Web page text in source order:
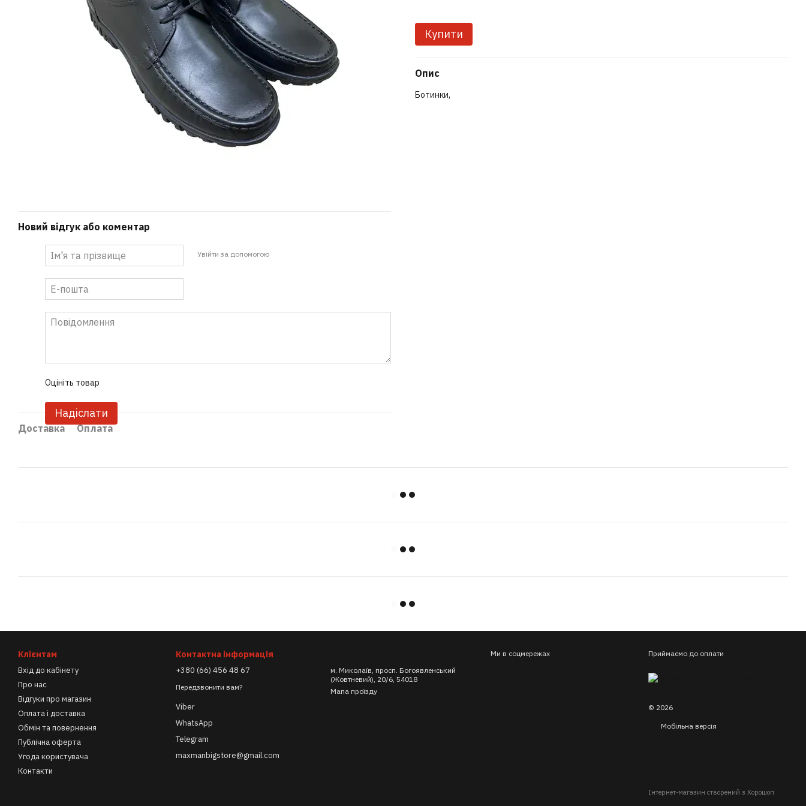
Новий відгук або коментар
Увійти за допомогою
Оцініть товар
Надіслати
Доставка Оплата
Купити
Опис
Ботинки,
Клієнтам
Вхід до кабінету
Про нас
Відгуки про магазин
Оплата і доставка
Обмін та повернення
Публічна оферта
Угода користувача
Контакти
Контактна інформація
+380 (66) 456 48 67
Передзвонити вам?
Viber
WhatsApp
Telegram
maxmanbigstore@gmail.com
м. Миколаїв, просп. Богоявленський
(Жовтневий), 20/6, 54018
Мапа проїзду
Ми в соцмережах Приймаємо до оплати
© 2026
Мобільна версія
Інтернет-магазин створений з Хорошоп